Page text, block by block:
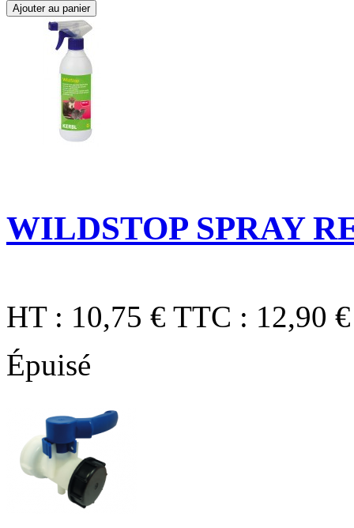
Ajouter au panier
WILDSTOP SPRAY
HT : 10,75 € TTC : 12,90 €
Épuisé